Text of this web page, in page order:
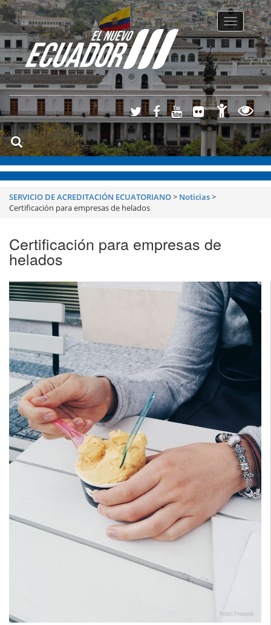
Toggle
SERVICIO DE ACREDITACIÓN ECUATORIANO> Noticias>
Certificación para empresas de helados
Certificación para empresas de
helados